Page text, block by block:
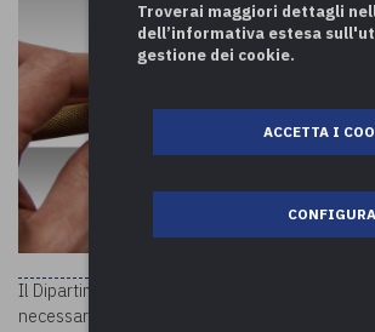
Il Dipartimento della Funzione Pubblica rende
necessari interventi di manutenzione tecnica
Troverai maggiori dettagli
dell’informativa estesa
gestione dei cookie.
ACCETTA I
CONFIGURA